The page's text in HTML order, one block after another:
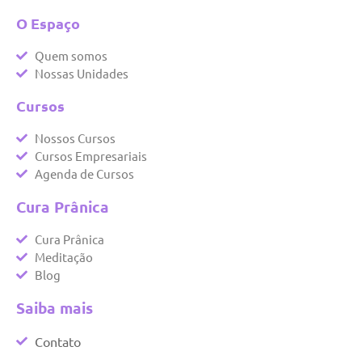
O Espaço
Quem somos
Nossas Unidades
Cursos
Nossos Cursos
Cursos Empresariais
Agenda de Cursos
Cura Prânica
Cura Prânica
Meditação
Blog
Saiba mais
Contato